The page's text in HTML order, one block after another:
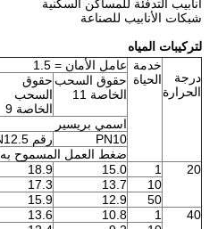
أنابيب التدفئة للمساكن السكنية
شبكات الأنابيب للصناعة
لتركيبات المياه
درجة
الحرارة
خدمة
الحياة
عامل الأمان = 1.5
حقوق السحب
الخاصة 11
حقوق
السحب
الخاصة 9
اسمي بريسير
PN10
رقم PN12.5
ضغط العمل المسموح به
20
1
15.0
18.9
10
13.7
17.3
50
12.9
15.9
40
1
10.8
13.6